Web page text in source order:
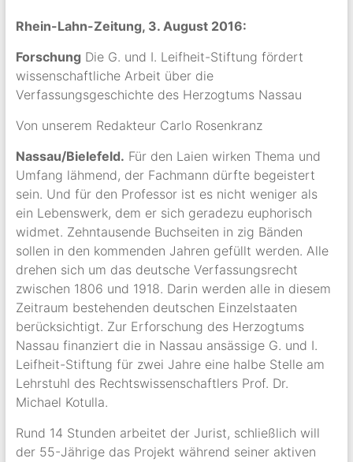
Rhein-Lahn-Zeitung, 3. August 2016:
Forschung Die G. und I. Leifheit-Stiftung fördert
wissenschaftliche Arbeit über die
Verfassungsgeschichte des Herzogtums Nassau
Von unserem Redakteur Carlo Rosenkranz
Nassau/Bielefeld. Für den Laien wirken Thema und
Umfang lähmend, der Fachmann dürfte begeistert
sein. Und für den Professor ist es nicht weniger als
ein Lebenswerk, dem er sich geradezu euphorisch
widmet. Zehntausende Buchseiten in zig Bänden
sollen in den kommenden Jahren gefüllt werden. Alle
drehen sich um das deutsche Verfassungsrecht
zwischen 1806 und 1918. Darin werden alle in diesem
Zeitraum bestehenden deutschen Einzelstaaten
berücksichtigt. Zur Erforschung des Herzogtums
Nassau finanziert die in Nassau ansässige G. und I.
Leifheit-Stiftung für zwei Jahre eine halbe Stelle am
Lehrstuhl des Rechtswissenschaftlers Prof. Dr.
Michael Kotulla.
Rund 14 Stunden arbeitet der Jurist, schließlich will
der 55-Jährige das Projekt während seiner aktiven